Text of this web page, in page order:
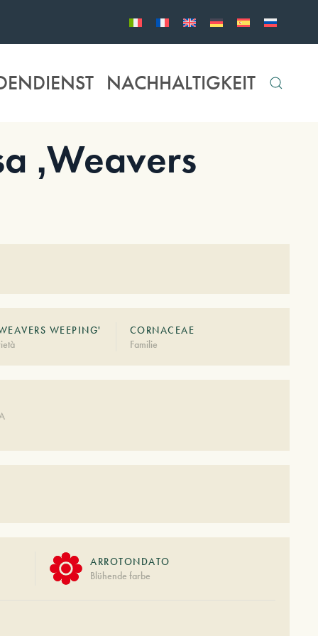
NACHHALTIGKEIT
‚Weavers
WEEPING'
CORNACEAE
Familie
ARROTONDATO
Blühende farbe